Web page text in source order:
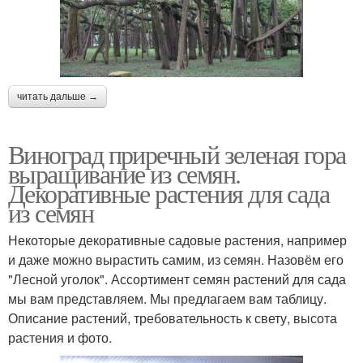
читать дальше →
Виноград приречный зеленая гора
выращивание из семян.
Декоративные растения для сада
из семян
Некоторые декоративные садовые растения, например
и даже можно вырастить самим, из семян. Назовём его
"Лесной уголок". Ассортимент семян растений для сада
мы вам представляем. Мы предлагаем вам таблицу.
Описание растений, требовательность к свету, высота
растения и фото.